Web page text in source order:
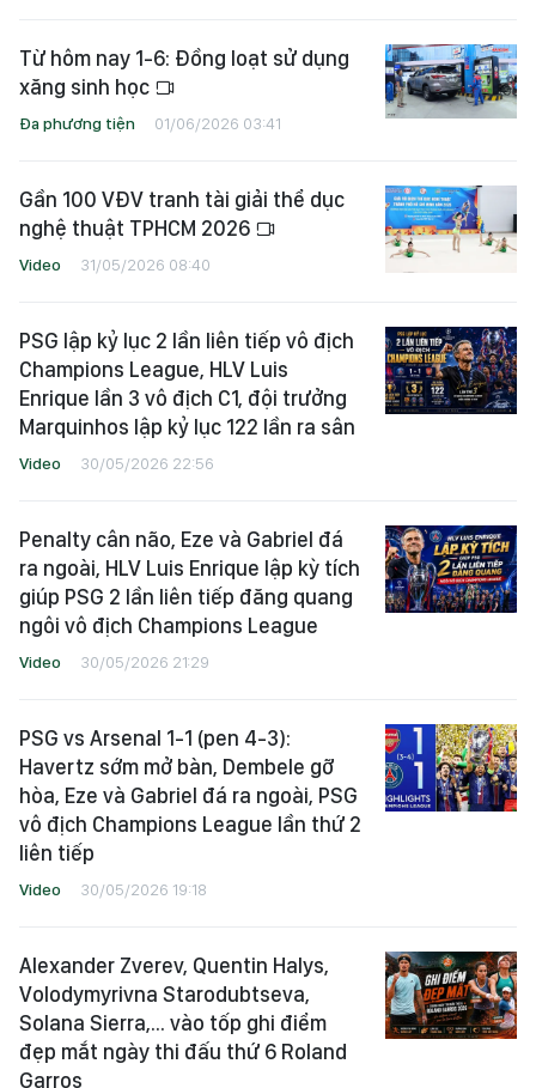
Từ hôm nay 1-6: Đồng loạt sử dụng
xăng sinh học
Đa phương tiện 01/06/2026 03:41
Gần 100 VĐV tranh tài giải thể dục
nghệ thuật TPHCM 2026
Video 31/05/2026 08:40
PSG lập kỷ lục 2 lần liên tiếp vô địch
Champions League, HLV Luis
Enrique lần 3 vô địch C1, đội trưởng
Marquinhos lập kỷ lục 122 lần ra sân
Video 30/05/2026 22:56
Penalty cân não, Eze và Gabriel đá
ra ngoài, HLV Luis Enrique lập kỳ tích
giúp PSG 2 lần liên tiếp đăng quang
ngôi vô địch Champions League
Video 30/05/2026 21:29
PSG vs Arsenal 1-1 (pen 4-3):
Havertz sớm mở bàn, Dembele gỡ
hòa, Eze và Gabriel đá ra ngoài, PSG
vô địch Champions League lần thứ 2
liên tiếp
Video 30/05/2026 19:18
Alexander Zverev, Quentin Halys,
Volodymyrivna Starodubtseva,
Solana Sierra,... vào tốp ghi điểm
đẹp mắt ngày thi đấu thứ 6 Roland
Garros